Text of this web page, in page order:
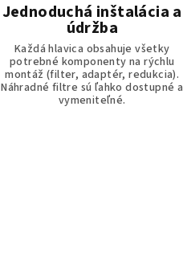
Jednoduchá inštalácia a
údržba
Každá hlavica obsahuje všetky
potrebné komponenty na rýchlu
montáž (filter, adaptér, redukcia).
Náhradné filtre sú ľahko dostupné a
vymeniteľné.